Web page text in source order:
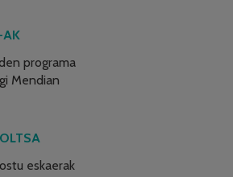
AK
programa
Mendian
eskaerak